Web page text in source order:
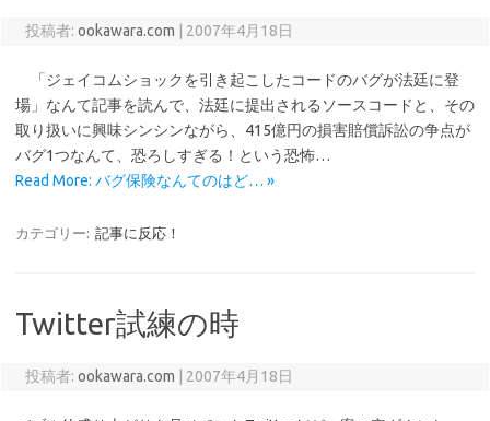
投稿者: ookawara.com 2007年4月18日
「ジェイコムショックを引き起こしたコードのバグが法廷に登
場」なんて記事を読んで、法廷に提出されるソースコードと、その
取り扱いに興味シンシンながら、415億円の損害賠償訴訟の争点が
バグ1つなんて、恐ろしすぎる！という恐怖…
Read More: バグ保険なんてのはど… »
カテゴリー: 記事に反応！
Twitter試練の時
投稿者: ookawara.com 2007年4月18日